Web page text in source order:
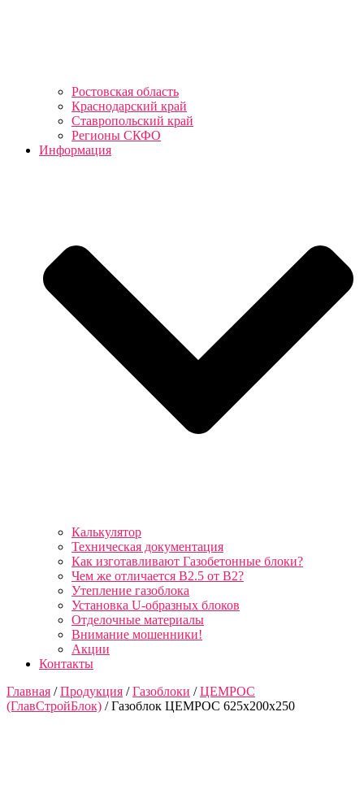
Ростовская область
Краснодарский край
Ставропольский край
Регионы СКФО
Информация
Калькулятор
Техническая документация
Как изготавливают Газобетонные блоки?
Чем же отличается B2.5 от B2?
Утепление газоблока
Установка U-образных блоков
Отделочные материалы
Внимание мошенники!
Акции
Контакты
Главная /Продукция /Газоблоки /ЦЕМРОС
(ГлавСтройБлок) / Газоблок ЦЕМРОС 625х200х250